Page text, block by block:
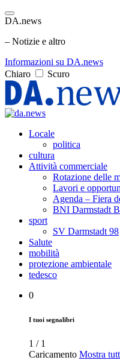
DA.news
– Notizie e altro
Informazioni su DA.news
Chiaro
Scuro
Locale
politica
cultura
Attività commerciale
Rotazione delle
Lavori e
Agenda – Fiera
BNI Darmstadt
sport
SV Darmstadt 98
Salute
mobilità
protezione ambientale
tedesco
0
I tuoi segnalibri
1 / 1
Caricamento Mostra